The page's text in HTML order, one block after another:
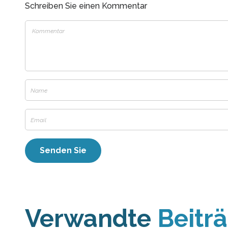
Schreiben Sie einen Kommentar
Verwandte